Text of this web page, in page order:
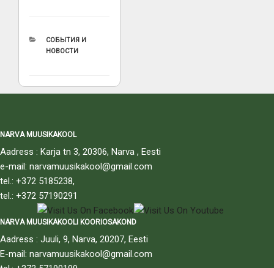
РУБРИКИ
СОБЫТИЯ И
НОВОСТИ
NARVA MUUSIKAKOOL
Aadress : Karja tn 3, 20306, Narva , Eesti
e-mail: narvamuusikakool@gmail.com
tel.: +372 5185238,
tel.: +372 57190291
NARVA MUUSIKAKOOLI KOORIOSAKOND
Aadress : Juuli, 9, Narva, 20207, Eesti
E-mail: narvamuusikakool@gmail.com